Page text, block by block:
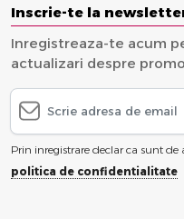
Inscrie-te la
Inregistreaza-te acum
actualizari despre
Prin inregistrare declar ca sunt de
politica de confidentialitate